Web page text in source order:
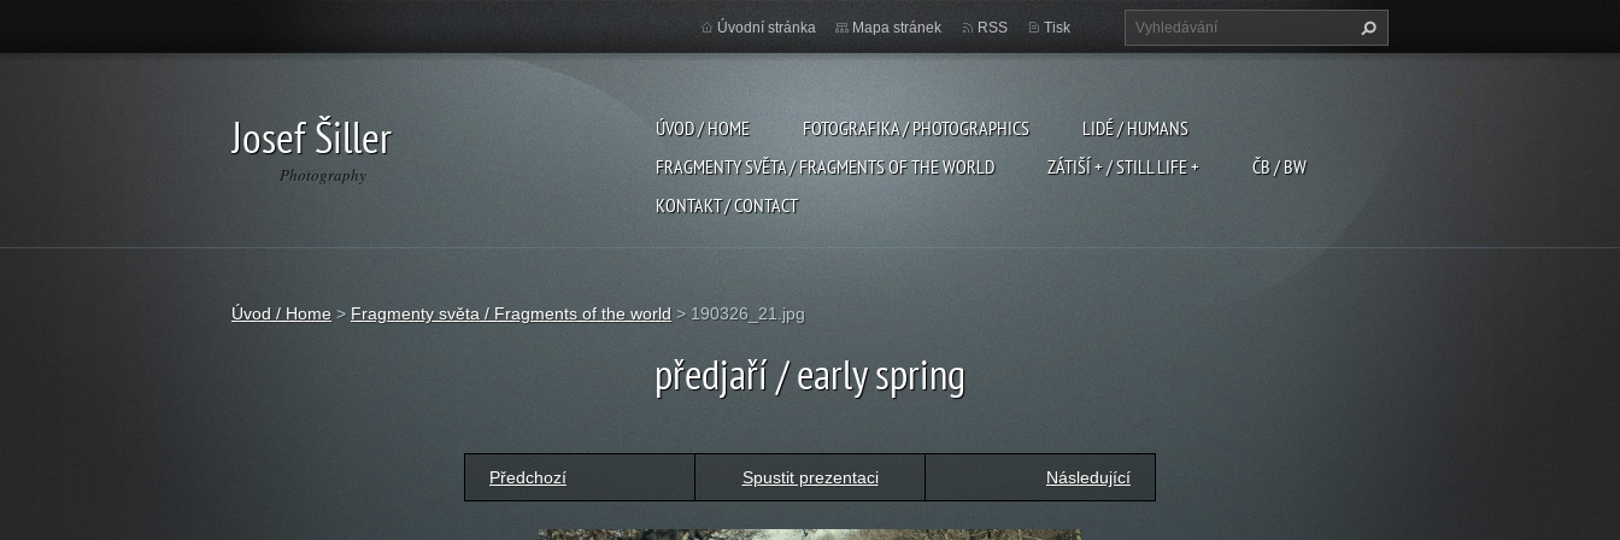
Josef Šiller
Photography
ÚVOD / HOME FOTOGRAFIKA / PHOTOGRAPHICS
LIDÉ / HUMANS
FRAGMENTY SVĚTA / FRAGMENTS OF THE WORLD
ZÁTIŠÍ + / STILL LIFE +
ČB / BW
KONTAKT / CONTACT
Úvodní stránka Mapa stránek RSS Tisk
Úvod / Home > Fragmenty světa / Fragments of the world > 190326_21.jpg
předjaří / early spring
Předchozí Spustit prezentaci Následující